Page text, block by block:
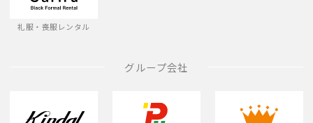
礼服・喪服レンタル
グループ会社